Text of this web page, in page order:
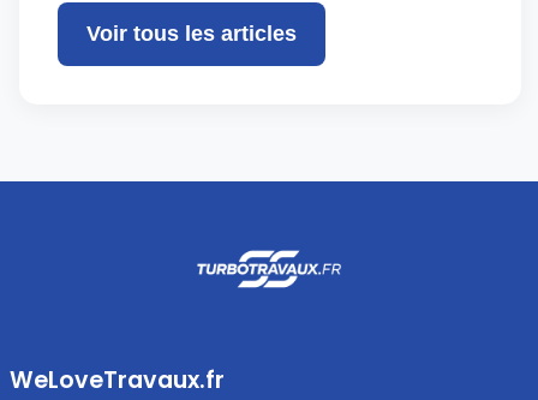
Voir tous les articles
WeLoveTravaux.fr